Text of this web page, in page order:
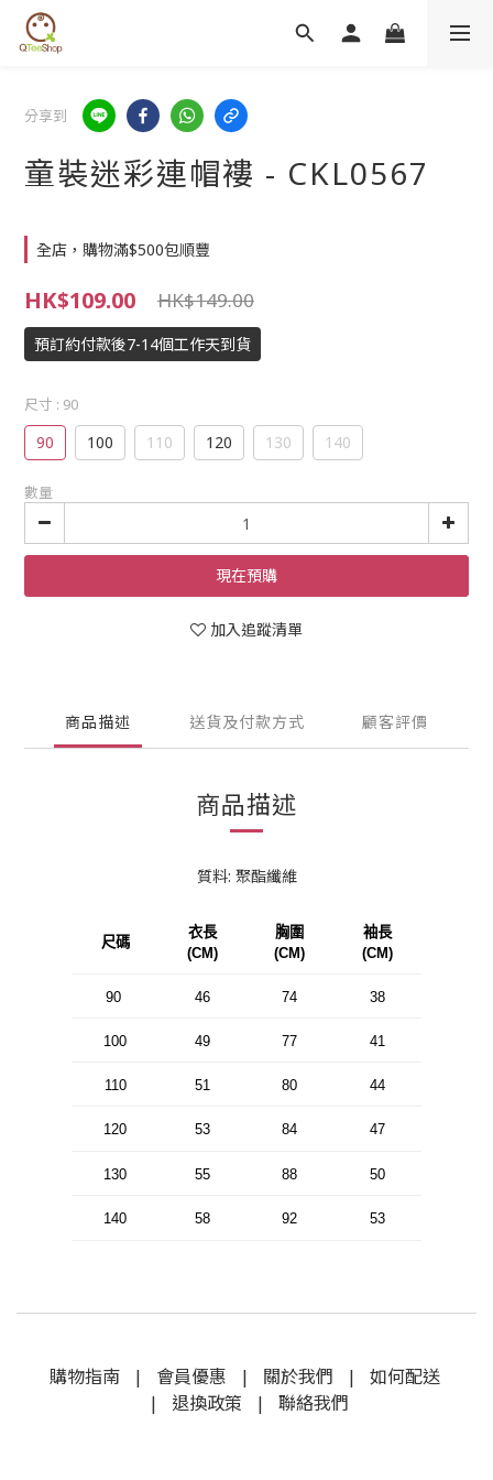
分享到
童裝迷彩連帽褸 - CKL0567
全店，購物滿$500包順豐
HK$109.00 HK$149.00
預訂約付款後7-14個工作天到貨
尺寸 : 90
90 100 110 120 130 140
數量
現在預購
加入追蹤清單
商品描述 送貨及付款方式 顧客評價
商品描述
質料: 聚酯纖維
尺碼
衣長
(CM)
胸圍
(CM)
袖長
(CM)
90 46 74 38
100 49 77 41
110 51 80 44
120 53 84 47
130 55 88 50
140 58 92 53
購物指南| 會員優惠 | 關於我們 | 如何配送
| 退換政策 | 聯絡我們